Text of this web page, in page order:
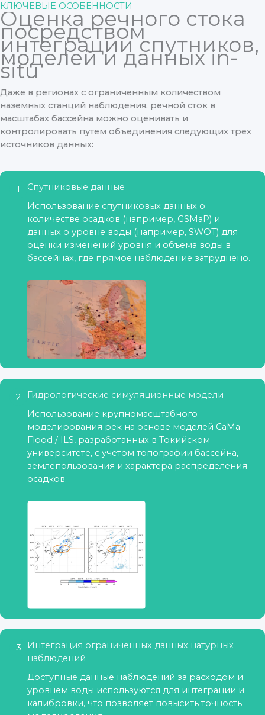
КЛЮЧЕВЫЕ ОСОБЕННОСТИ
Оценка речного стока
посредством
интеграции спутников,
моделей и данных in-
situ
Даже в регионах с ограниченным количеством
наземных станций наблюдения, речной сток в
масштабах бассейна можно оценивать и
контролировать путем объединения следующих трех
источников данных:
1
Спутниковые данные
Использование спутниковых данных о
количестве осадков (например, GSMaP) и
данных о уровне воды (например, SWOT) для
оценки изменений уровня и объема воды в
бассейнах, где прямое наблюдение затруднено.
2
Гидрологические симуляционные модели
Использование крупномасштабного
моделирования рек на основе моделей CaMa-
Flood / ILS, разработанных в Токийском
университете, с учетом топографии бассейна,
землепользования и характера распределения
осадков.
3
Интеграция ограниченных данных натурных
наблюдений
Доступные данные наблюдений за расходом и
уровнем воды используются для интеграции и
калибровки, что позволяет повысить точность